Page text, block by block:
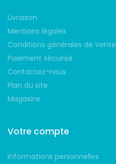
Livraison
Mentions légales
Conditions générales de Vente
Paiement sécurisé
Contactez-nous
Plan du site
Magasins
Votre compte
Informations personnelles